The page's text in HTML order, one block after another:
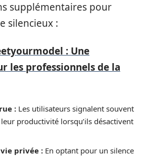
supplémentaires pour
silencieux :
: Une
les professionnels de la
: Les utilisateurs signalent souvent
productivité lorsqu’ils désactivent
privée : En optant pour un silence